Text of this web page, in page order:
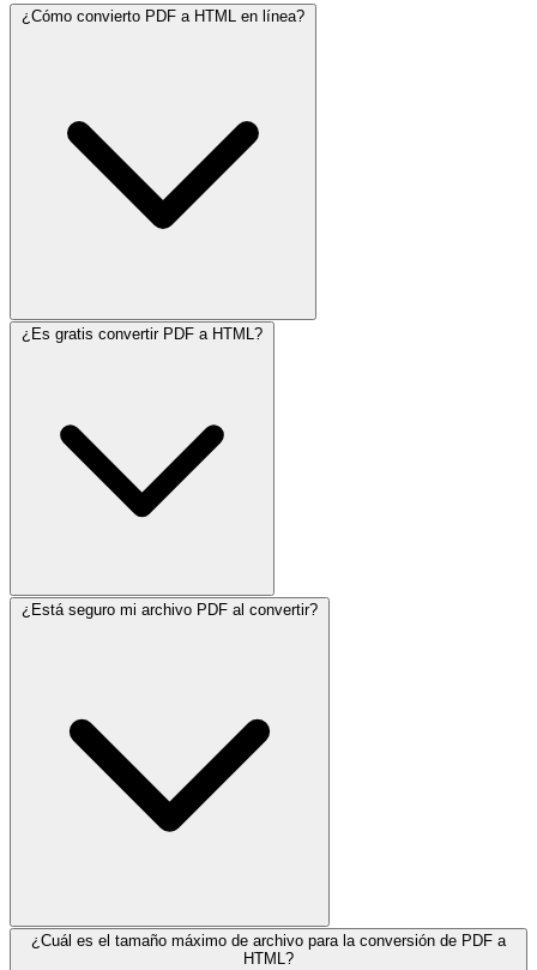
¿Cómo convierto PDF a HTML en línea?
¿Es gratis convertir PDF a HTML?
¿Está seguro mi archivo PDF al convertir?
¿Cuál es el tamaño máximo de archivo para la conversión de PDF a
HTML?